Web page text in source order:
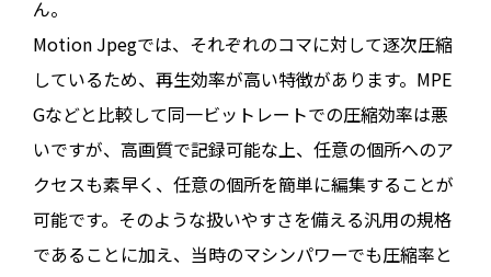
ん。
Motion Jpegでは、それぞれのコマに対して逐次圧縮
しているため、再生効率が高い特徴があります。MPE
Gなどと比較して同一ビットレートでの圧縮効率は悪
いですが、高画質で記録可能な上、任意の個所へのア
クセスも素早く、任意の個所を簡単に編集することが
可能です。そのような扱いやすさを備える汎用の規格
であることに加え、当時のマシンパワーでも圧縮率と